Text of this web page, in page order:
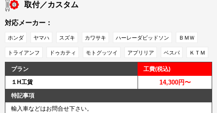
取付／カスタム
対応メーカー：
ホンダ ヤマハ スズキ カワサキ ハーレーダビッドソン ＢＭＷ
トライアンフ ドゥカティ モトグッツイ アプリリア ベスパ ＫＴＭ
プラン
工費(税込)
１H工賃
14,300円〜
特記事項
輸入車などはお問合せ下さい。